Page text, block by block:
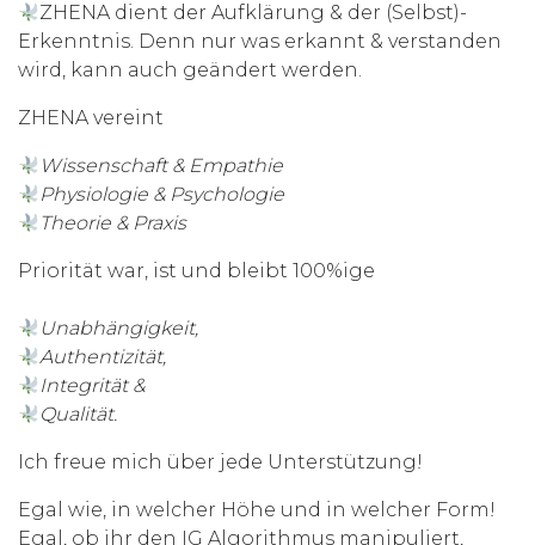
ZHENA dient der Aufklärung & der (Selbst)-
Erkenntnis. Denn nur was erkannt & verstanden
wird, kann auch geändert werden.
ZHENA vereint
Wissenschaft & Empathie
Physiologie & Psychologie
Theorie & Praxis
Priorität war, ist und bleibt 100%ige
Unabhängigkeit,
Authentizität,
Integrität &
Qualität.
Ich freue mich über jede Unterstützung!
Egal wie, in welcher Höhe und in welcher Form!
Egal, ob ihr den IG Algorithmus manipuliert,